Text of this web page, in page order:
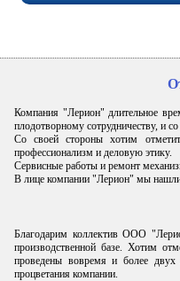
Компания "Лерион" длительное
плодотворному сотрудничеству, и
Со своей стороны хотим
профессионализм и деловую этику.
Сервисные работы и ремонт
В лице компании "Лерион" мы нашли
Благодарим коллектив ООО
производственной базе. Хотим
проведены вовремя и более двух
процветания компании.